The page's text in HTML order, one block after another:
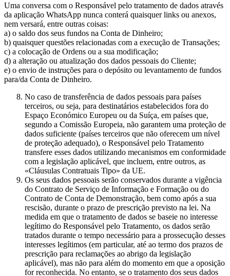
Uma conversa com o Responsável pelo tratamento de dados através
da aplicação WhatsApp nunca conterá quaisquer links ou anexos,
nem versará, entre outras coisas:
a) o saldo dos seus fundos na Conta de Dinheiro;
b) quaisquer questões relacionadas com a execução de Transações;
c) a colocação de Ordens ou a sua modificação;
d) a alteração ou atualização dos dados pessoais do Cliente;
e) o envio de instruções para o depósito ou levantamento de fundos
para/da Conta de Dinheiro.
No caso de transferência de dados pessoais para países
terceiros, ou seja, para destinatários estabelecidos fora do
Espaço Económico Europeu ou da Suíça, em países que,
segundo a Comissão Europeia, não garantem uma proteção de
dados suficiente (países terceiros que não oferecem um nível
de proteção adequado), o Responsável pelo Tratamento
transfere esses dados utilizando mecanismos em conformidade
com a legislação aplicável, que incluem, entre outros, as
«Cláusulas Contratuais Tipo» da UE.
Os seus dados pessoais serão conservados durante a vigência
do Contrato de Serviço de Informação e Formação ou do
Contrato de Conta de Demonstração, bem como após a sua
rescisão, durante o prazo de prescrição previsto na lei. Na
medida em que o tratamento de dados se baseie no interesse
legítimo do Responsável pelo Tratamento, os dados serão
tratados durante o tempo necessário para a prossecução desses
interesses legítimos (em particular, até ao termo dos prazos de
prescrição para reclamações ao abrigo da legislação
aplicável), mas não para além do momento em que a oposição
for reconhecida. No entanto, se o tratamento dos seus dados